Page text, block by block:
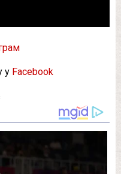
у Facebook